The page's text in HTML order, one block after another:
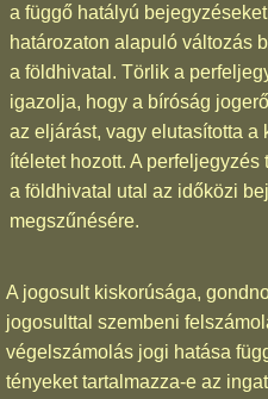
a függő hatályú
határozaton alapuló változás
a földhivatal. Törlik a
igazolja, hogy a bíróság
az eljárást, vagy elutasította a
ítéletet hozott. A
a földhivatal utal az időközi
megszűnésére.
A jogosult kiskorúsága,
jogosulttal szembeni
végelszámolás jogi hatása
tényeket tartalmazza-e az